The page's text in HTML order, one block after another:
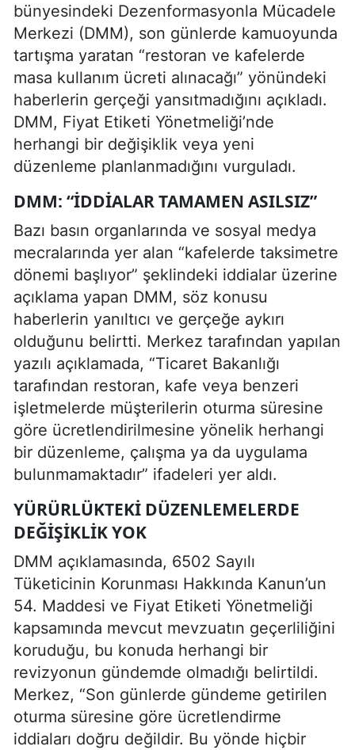
bünyesindeki Dezenformasyonla Mücadele
Merkezi (DMM), son günlerde kamuoyunda
tartışma yaratan “restoran ve kafelerde
masa kullanım ücreti alınacağı” yönündeki
haberlerin gerçeği yansıtmadığını açıkladı.
DMM, Fiyat Etiketi Yönetmeliği’nde
herhangi bir değişiklik veya yeni
düzenleme planlanmadığını vurguladı.
DMM: “İDDIALAR TAMAMEN ASILSIZ”
Bazı basın organlarında ve sosyal medya
mecralarında yer alan “kafelerde taksimetre
dönemi başlıyor” şeklindeki iddialar üzerine
açıklama yapan DMM, söz konusu
haberlerin yanıltıcı ve gerçeğe aykırı
olduğunu belirtti. Merkez tarafından yapılan
yazılı açıklamada, “Ticaret Bakanlığı
tarafından restoran, kafe veya benzeri
işletmelerde müşterilerin oturma süresine
göre ücretlendirilmesine yönelik herhangi
bir düzenleme, çalışma ya da uygulama
bulunmamaktadır” ifadeleri yer aldı.
YÜRÜRLÜKTEKI DÜZENLEMELERDE
DEĞIŞIKLIK YOK
DMM açıklamasında, 6502 Sayılı
Tüketicinin Korunması Hakkında Kanun’un
54. Maddesi ve Fiyat Etiketi Yönetmeliği
kapsamında mevcut mevzuatın geçerliliğini
koruduğu, bu konuda herhangi bir
revizyonun gündemde olmadığı belirtildi.
Merkez, “Son günlerde gündeme getirilen
oturma süresine göre ücretlendirme
iddiaları doğru değildir. Bu yönde hiçbir